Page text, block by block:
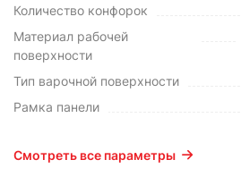
Количество конфорок
Материал рабочей
поверхности
Тип варочной поверхности
Рамка панели
Смотреть все параметры